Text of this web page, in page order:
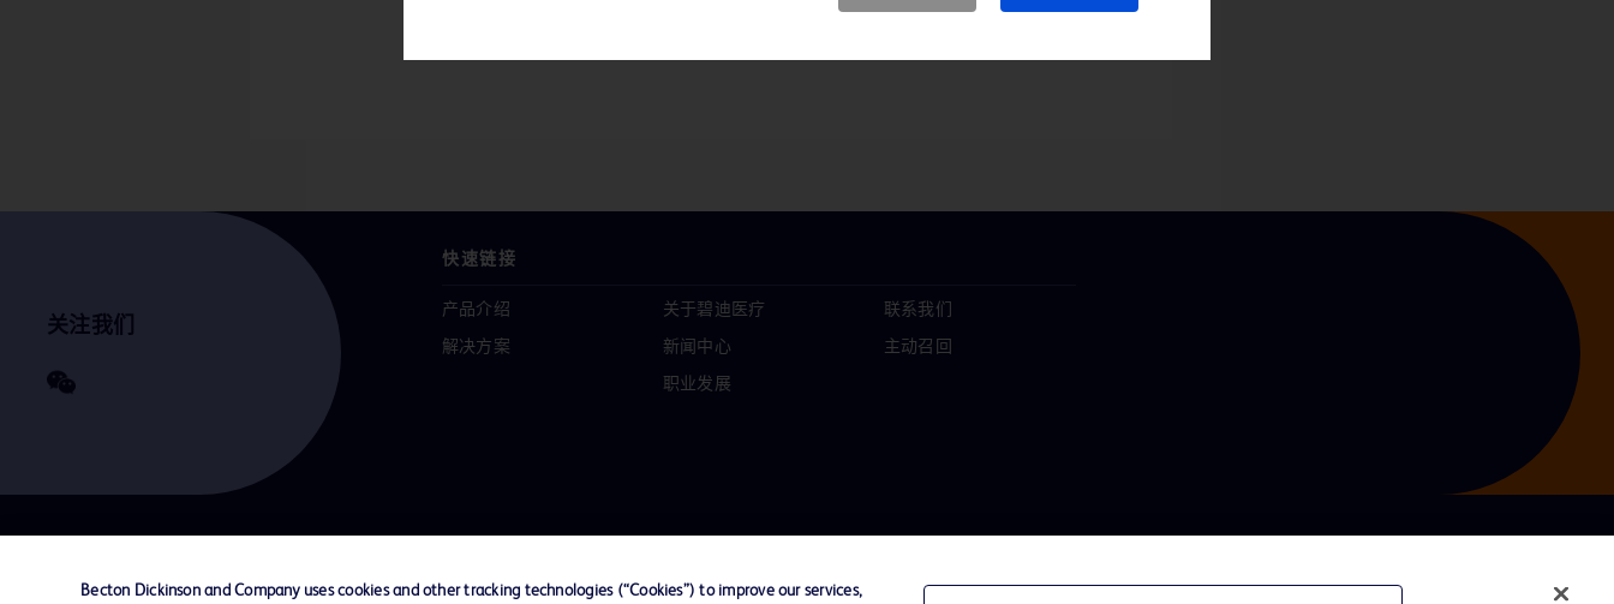
关注我们
快速链接
产品介绍
解决方案
关于碧迪医疗
新闻中心
职业发展
联系我们
主动召回
联系我们 Cookie 政策 隐私政策 使用条款
Becton Dickinson and Company uses cookies and other tracking technologies (“Cookies”) to improve our services,